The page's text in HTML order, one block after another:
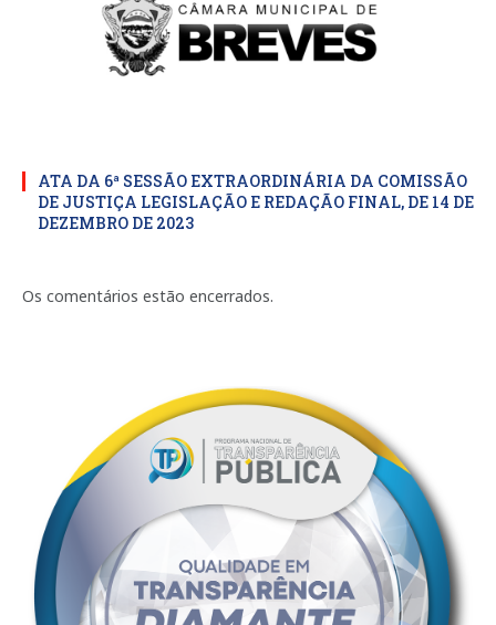
ATA DA 6ª SESSÃO EXTRAORDINÁRIA DA COMISSÃO
DE JUSTIÇA LEGISLAÇÃO E REDAÇÃO FINAL, DE 14 DE
DEZEMBRO DE 2023
Os comentários estão encerrados.